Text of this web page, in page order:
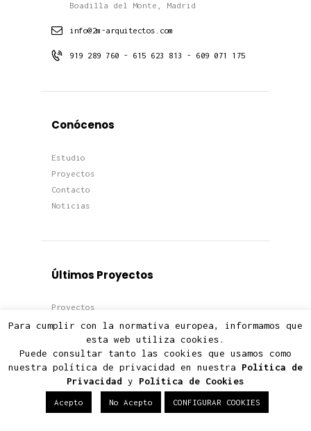
Boadilla del Monte, Madrid
info@2m-arquitectos.com
919 289 760 - 615 623 813 - 609 071 175
Conócenos
Estudio
Proyectos
Contacto
Noticias
Últimos Proyectos
Proyectos
Viviendas
Edificios
Terciario
Para cumplir con la normativa europea, informamos que
esta web utiliza cookies.
Puede consultar tanto las cookies que usamos como
nuestra política de privacidad en nuestra Política de
Privacidad y Política de Cookies
Acepto No Acepto CONFIGURAR COOKIES